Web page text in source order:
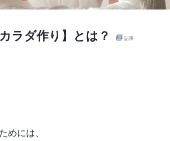
ラダ作り】とは？ 記事
めには、